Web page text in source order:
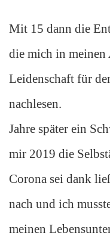
Mit 15 dann die
die mich in
Leidenschaft für
nachlesen.
Jahre später ein
mir 2019 die
Corona sei dank
nach und ich
meinen